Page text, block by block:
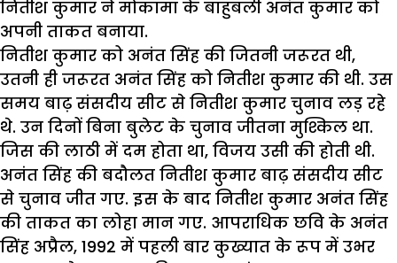
नितीश कुमार ने मोकामा के बाहुबली अनंत कुमार को
अपनी ताकत बनाया.
नितीश कुमार को अनंत सिंह की जितनी जरूरत थी,
उतनी ही जरूरत अनंत सिंह को नितीश कुमार की थी. उस
समय बाढ़ संसदीय सीट से नितीश कुमार चुनाव लड़ रहे
थे. उन दिनों बिना बुलेट के चुनाव जीतना मुश्किल था.
जिस की लाठी में दम होता था, विजय उसी की होती थी.
अनंत सिंह की बदौलत नितीश कुमार बाढ़ संसदीय सीट
से चुनाव जीत गए. इस के बाद नितीश कुमार अनंत सिंह
की ताकत का लोहा मान गए. आपराधिक छवि के अनंत
सिंह अप्रैल, 1992 में पहली बार कुख्यात के रूप में उभर